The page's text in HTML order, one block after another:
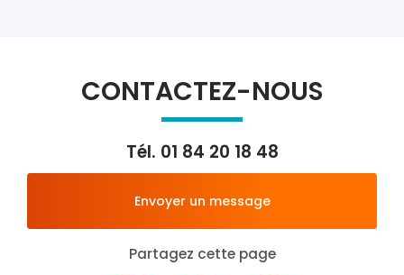
CONTACTEZ-NOUS
Tél. 01 84 20 18 48
Envoyer un message
Partagez cette page